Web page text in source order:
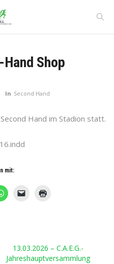
Shop
In Second Hand
Hand im Stadion statt.
mit:
13.03.2026 – C.A.E.G.-
Jahreshauptversammlung